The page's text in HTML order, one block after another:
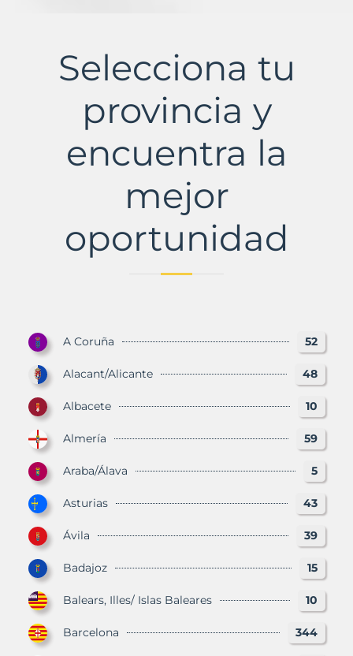
MurbalandsSelecciona tu
provincia y
encuentra la
mejor
oportunidad
A Coruña 52
Alacant/Alicante 48
Albacete 10
Almería 59
Araba/Álava 5
Asturias 43
Ávila 39
Badajoz 15
Balears, Illes/ Islas Baleares 10
Barcelona 344